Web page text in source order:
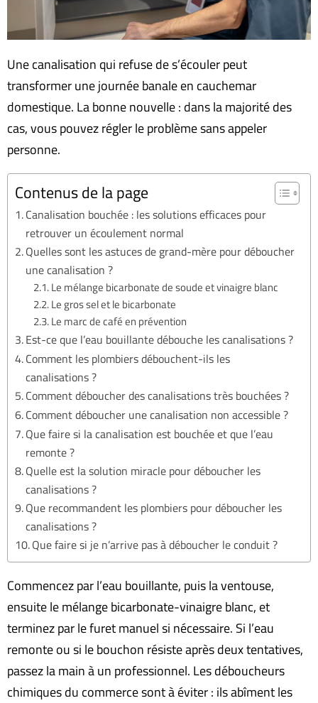
Une canalisation qui refuse de s’écouler peut
transformer une journée banale en cauchemar
domestique. La bonne nouvelle : dans la majorité des
cas, vous pouvez régler le problème sans appeler
personne.
Contenus de la page
Canalisation bouchée : les solutions efficaces pour
retrouver un écoulement normal
Quelles sont les astuces de grand-mère pour déboucher
une canalisation ?
Le mélange bicarbonate de soude et vinaigre blanc
Le gros sel et le bicarbonate
Le marc de café en prévention
Est-ce que l’eau bouillante débouche les canalisations ?
Comment les plombiers débouchent-ils les
canalisations ?
Comment déboucher des canalisations très bouchées ?
Comment déboucher une canalisation non accessible ?
Que faire si la canalisation est bouchée et que l’eau
remonte ?
Quelle est la solution miracle pour déboucher les
canalisations ?
Que recommandent les plombiers pour déboucher les
canalisations ?
Que faire si je n’arrive pas à déboucher le conduit ?
Commencez par l’eau bouillante, puis la ventouse,
ensuite le mélange bicarbonate-vinaigre blanc, et
terminez par le furet manuel si nécessaire. Si l’eau
remonte ou si le bouchon résiste après deux tentatives,
passez la main à un professionnel. Les déboucheurs
chimiques du commerce sont à éviter : ils abîment les